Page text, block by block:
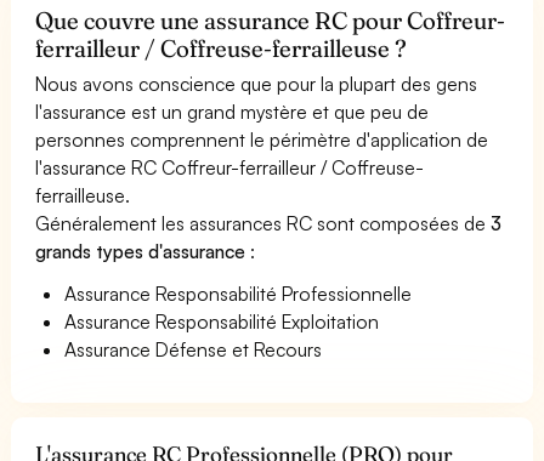
Que couvre une assurance RC pour Coffreur-
ferrailleur / Coffreuse-ferrailleuse ?
Nous avons conscience que pour la plupart des gens
l'assurance est un grand mystère et que peu de
personnes comprennent le périmètre d'application de
l'assurance RC Coffreur-ferrailleur / Coffreuse-
ferrailleuse.
Généralement les assurances RC sont composées de3
grands types d'assurance :
Assurance Responsabilité Professionnelle
Assurance Responsabilité Exploitation
Assurance Défense et Recours
L'assurance RC Professionnelle (PRO) pour